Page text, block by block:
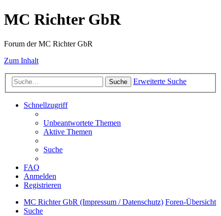
MC Richter GbR
Forum der MC Richter GbR
Zum Inhalt
Suche Erweiterte Suche
Schnellzugriff
Unbeantwortete Themen
Aktive Themen
Suche
FAQ
Anmelden
Registrieren
MC Richter GbR (Impressum / Datenschutz) Foren-Übersicht
Suche